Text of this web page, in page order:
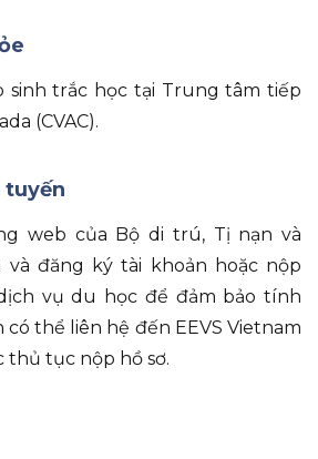
sinh trắc học tại Trung tâm tiếp
(CVAC).
web của Bộ di trú, Tị nạn và
và đăng ký tài khoản hoặc nộp
vụ du học để đảm bảo tính
có thể liên hệ đến EEVS Vietnam
thủ tục nộp hồ sơ.